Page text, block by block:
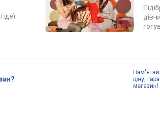
ціну,
магазин!